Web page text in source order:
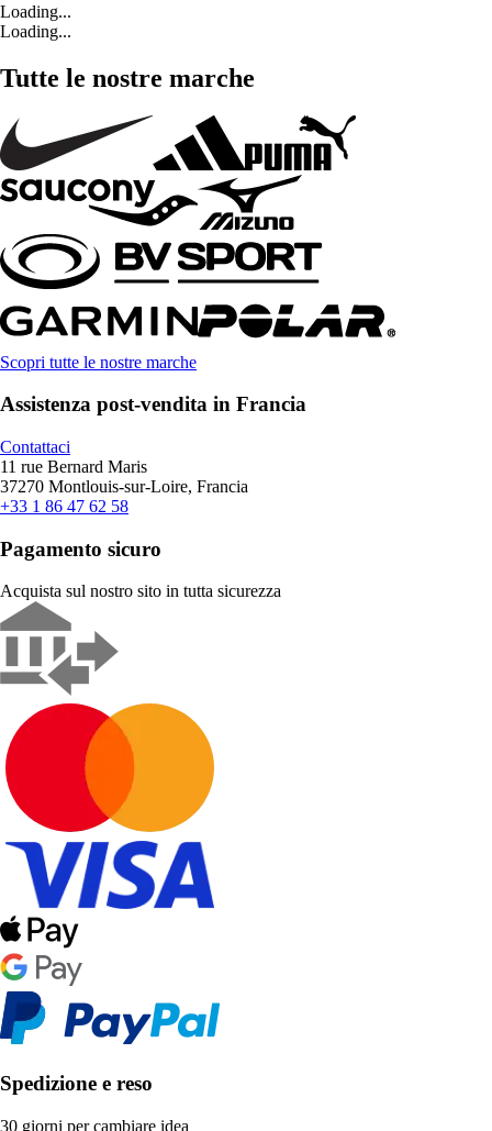
Loading...
Loading...
Tutte le nostre marche
Scopri tutte le nostre marche
Assistenza post-vendita in Francia
Contattaci
11 rue Bernard Maris
37270 Montlouis-sur-Loire, Francia
+33 1 86 47 62 58
Pagamento sicuro
Acquista sul nostro sito in tutta sicurezza
Spedizione e reso
30 giorni per cambiare idea